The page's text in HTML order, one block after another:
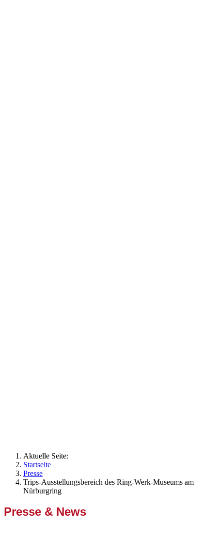
Aktuelle Seite:
Startseite
Presse
Trips-Ausstellungsbereich des Ring-Werk-Museums am
Nürburgring
Presse & News